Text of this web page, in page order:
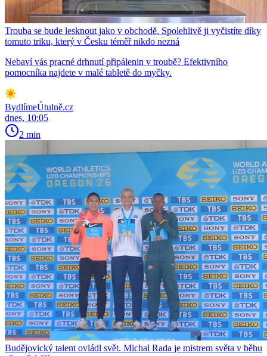
Trouba se bude lesknout jako v obchodě. Spolehlivě ji vyčistíte díky
tomuto triku, který v Česku téměř nikdo nezná
Nebaví vás pracné drhnutí připálenin v troubě? Efektivního
pomocníka najdete v malé tabletě do myčky.
BydlímeÚtulně.cz
dnes, 10:05
2 min
Budějovický talent ovládl svět. Michal Rada je mistrem světa v běhu